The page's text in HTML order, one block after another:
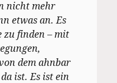
nicht mehr
etwas an. Es
zu finden – mit
dem ahnbar
ist. Es ist ein